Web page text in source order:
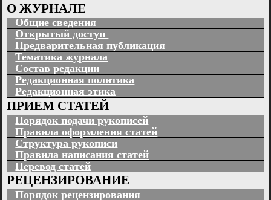
О ЖУРНАЛЕ
Общие сведения
Открытый доступ
Предварительная публикация
Тематика журнала
Состав редакции
Редакционная политика
Редакционная этика
ПРИЕМ СТАТЕЙ
Порядок подачи рукописей
Правила оформления статей
Структура рукописи
Правила написания статей
Перевод статей
РЕЦЕНЗИРОВАНИЕ
Порядок рецензирования